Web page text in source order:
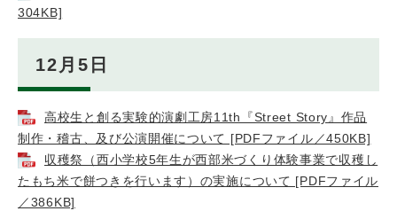
304KB]
12月5日
高校生と創る実験的演劇工房11th『Street Story』作品
制作・稽古、及び公演開催について [PDFファイル／450KB]
収穫祭（西小学校5年生が西部米づくり体験事業で収穫し
たもち米で餅つきを行います）の実施について [PDFファイル
／386KB]